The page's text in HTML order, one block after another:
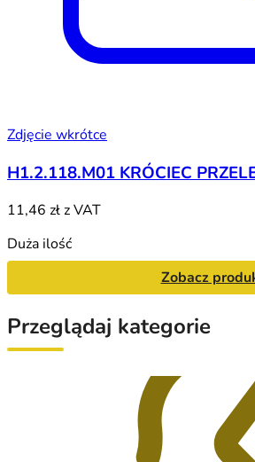
Zdjęcie wkrótce
H1.2.118.M01 KRÓCIEC
11,46 złz VAT
Duża ilość
Zobacz
Przeglądaj kategorie